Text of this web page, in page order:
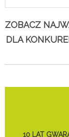
ZOBACZ
DLA
10 LAT